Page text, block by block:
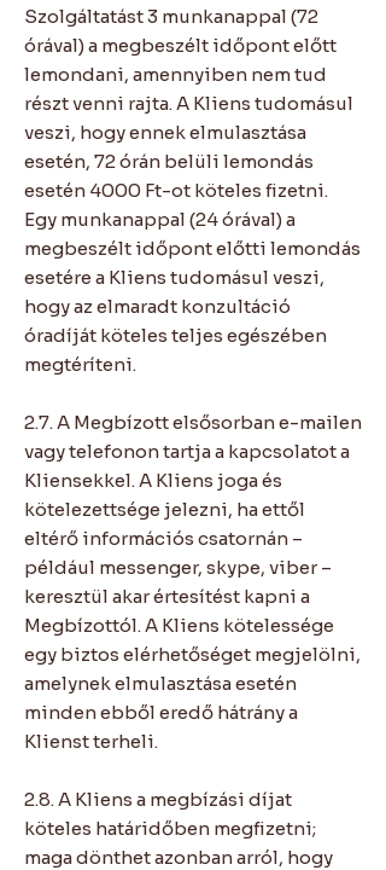
Szolgáltatást 3 munkanappal (72
órával) a megbeszélt időpont előtt
lemondani, amennyiben nem tud
részt venni rajta. A Kliens tudomásul
veszi, hogy ennek elmulasztása
esetén, 72 órán belüli lemondás
esetén 4000 Ft-ot köteles fizetni.
Egy munkanappal (24 órával) a
megbeszélt időpont előtti lemondás
esetére a Kliens tudomásul veszi,
hogy az elmaradt konzultáció
óradíját köteles teljes egészében
megtéríteni.
2.7. A Megbízott elsősorban e-mailen
vagy telefonon tartja a kapcsolatot a
Kliensekkel. A Kliens joga és
kötelezettsége jelezni, ha ettől
eltérő információs csatornán –
például messenger, skype, viber –
keresztül akar értesítést kapni a
Megbízottól. A Kliens kötelessége
egy biztos elérhetőséget megjelölni,
amelynek elmulasztása esetén
minden ebből eredő hátrány a
Klienst terheli.
2.8. A Kliens a megbízási díjat
köteles határidőben megfizetni;
maga dönthet azonban arról, hogy